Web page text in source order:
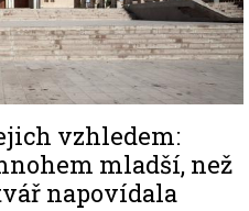
vzhledem:
mladší, než
napovídala